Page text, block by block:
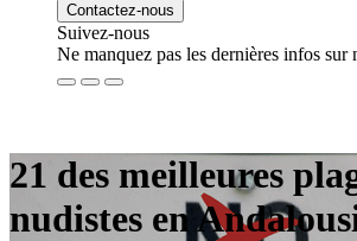
Contactez-nous
Suivez-nous
Ne manquez pas les dernières infos sur
21 des meilleures
nudistes en